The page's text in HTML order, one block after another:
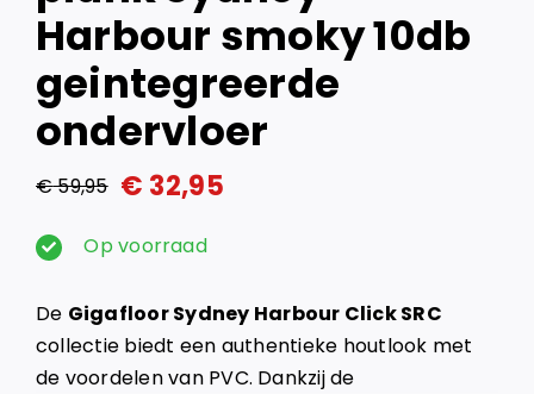
Harbour smoky 10db
geintegreerde
ondervloer
€59,95
Oorspronkelijke
prijs
€ 59,95.
€ 32,95
Huidige
prijs
€ 32,95.
Op voorraad
De Gigafloor Sydney Harbour Click SRC
collectie biedt een authentieke houtlook met
de voordelen van PVC. Dankzij de